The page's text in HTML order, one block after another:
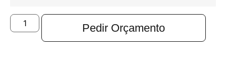
Pedir Orçamento